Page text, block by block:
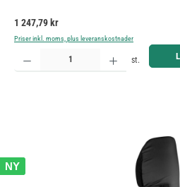
Ordinarie pris:
1 247,79 kr
Priser inkl. moms, plus leveranskostnader
Produktkvantitet: Ange önskat belopp eller använd
st.
NY